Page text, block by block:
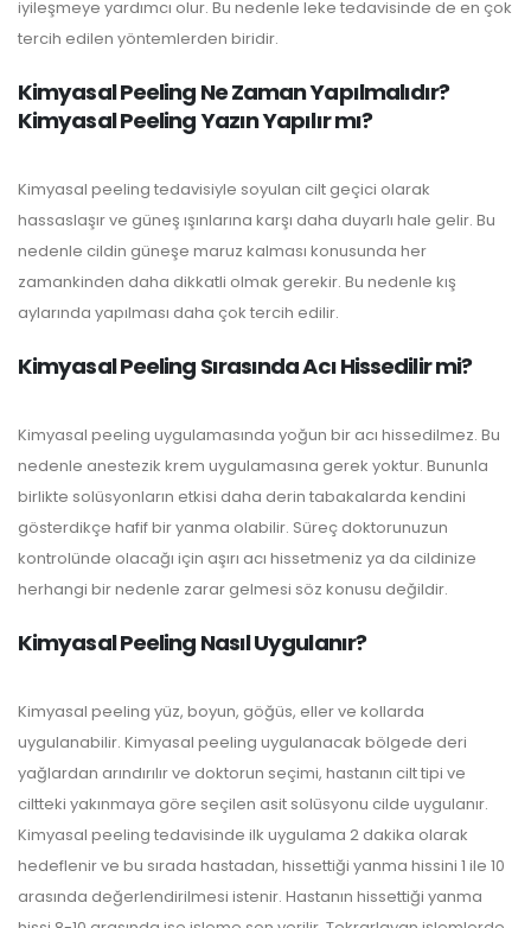
iyileşmeye yardımcı olur. Bu nedenle leke tedavisinde de en çok
tercih edilen yöntemlerden biridir.
Kimyasal Peeling Ne Zaman Yapılmalıdır?
Kimyasal Peeling Yazın Yapılır mı?
Kimyasal peeling tedavisiyle soyulan cilt geçici olarak
hassaslaşır ve güneş ışınlarına karşı daha duyarlı hale gelir. Bu
nedenle cildin güneşe maruz kalması konusunda her
zamankinden daha dikkatli olmak gerekir. Bu nedenle kış
aylarında yapılması daha çok tercih edilir.
Kimyasal Peeling Sırasında Acı Hissedilir mi?
Kimyasal peeling uygulamasında yoğun bir acı hissedilmez. Bu
nedenle anestezik krem uygulamasına gerek yoktur. Bununla
birlikte solüsyonların etkisi daha derin tabakalarda kendini
gösterdikçe hafif bir yanma olabilir. Süreç doktorunuzun
kontrolünde olacağı için aşırı acı hissetmeniz ya da cildinize
herhangi bir nedenle zarar gelmesi söz konusu değildir.
Kimyasal Peeling Nasıl Uygulanır?
Kimyasal peeling yüz, boyun, göğüs, eller ve kollarda
uygulanabilir. Kimyasal peeling uygulanacak bölgede deri
yağlardan arındırılır ve doktorun seçimi, hastanın cilt tipi ve
ciltteki yakınmaya göre seçilen asit solüsyonu cilde uygulanır.
Kimyasal peeling tedavisinde ilk uygulama 2 dakika olarak
hedeflenir ve bu sırada hastadan, hissettiği yanma hissini 1 ile 10
arasında değerlendirilmesi istenir. Hastanın hissettiği yanma